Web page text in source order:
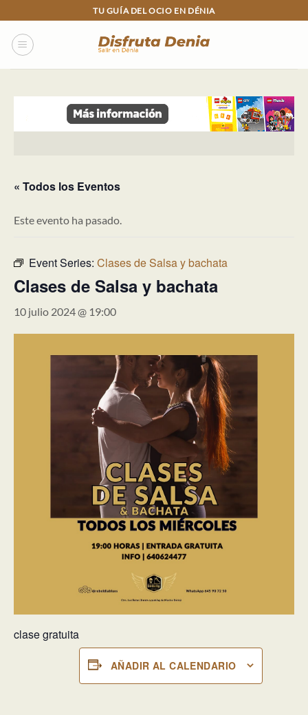
to
content
TU GUÍA DEL OCIO EN DÉNIA
« Todos los Eventos
Este evento ha pasado.
Event Series: Clases de Salsa y bachata
Clases de Salsa y bachata
10 julio 2024 @ 19:00
clase gratuita
AÑADIR AL CALENDARIO